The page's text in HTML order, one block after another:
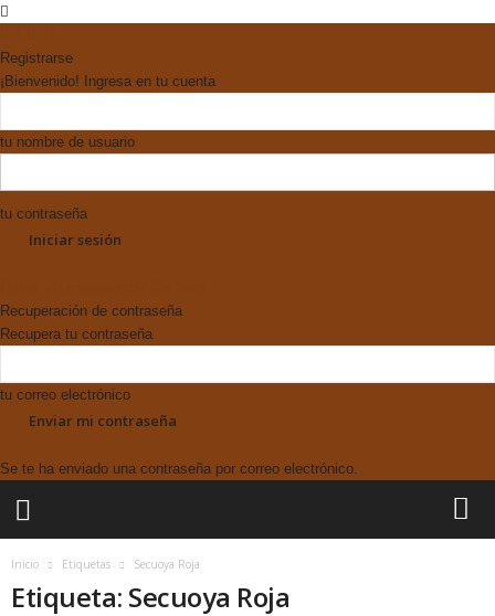
Registrarse
¡Bienvenido! Ingresa en tu cuenta
tu nombre de usuario
tu contraseña
Recuperación de contraseña
Recupera tu contraseña
tu correo electrónico
Se te ha enviado una contraseña por correo electrónico.
Inicio Etiquetas Secuoya Roja
Etiqueta: Secuoya Roja